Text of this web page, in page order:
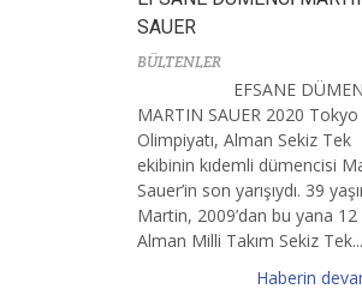
SAUER
BÜLTENLER
EFSANE
MARTIN SAUER 2020 Tokyo
Olimpiyatı, Alman Sekiz Tek
ekibinin kıdemli dümencisi
Sauer’in son yarışıydı. 39
Martin, 2009’dan bu yana 12
Alman Milli Takım Sekiz Tek...
Haberin